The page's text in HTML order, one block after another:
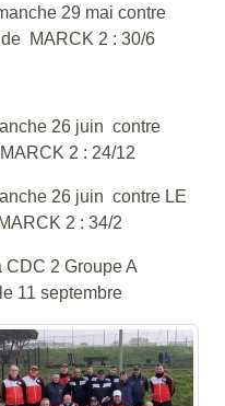
29 mai contre
MARCK 2 : 30/6
26 juin contre
2 : 24/12
26 juin contre LE
2 : 34/2
CDC 2 Groupe A
11 septembre